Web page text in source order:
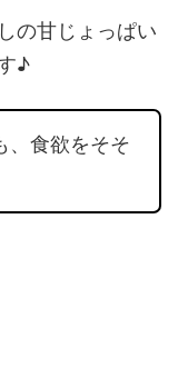
の甘じょっぱい
♪
、食欲をそそ